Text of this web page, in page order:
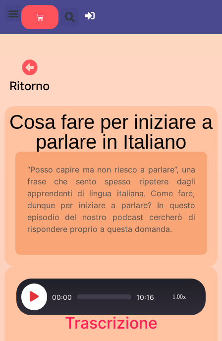
Ritorno
Cosa fare per iniziare a
parlare in Italiano
“Posso capire ma non riesco a parlare”, una
frase che sento spesso ripetere dagli
apprendenti di lingua italiana. Come fare,
dunque per iniziare a parlare? In questo
episodio del nostro podcast cercherò di
rispondere proprio a questa domanda.
Audio
Player
00:00 10:16 1.00x
Trascrizione